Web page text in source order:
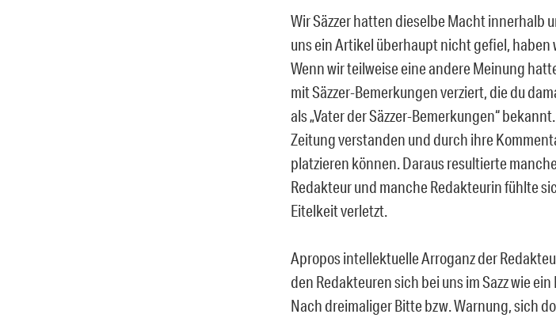
Wir Säzzer hatten dieselbe Macht innerhalb
uns ein Artikel überhaupt nicht gefiel,
Wenn wir teilweise eine andere Meinung
mit Säzzer-Bemerkungen verziert, die du
als „Vater der Säzzer-Bemerkungen“
Zeitung verstanden und durch ihre
platzieren können. Daraus resultierte
Redakteur und manche Redakteurin fühlte
Eitelkeit verletzt.
Apropos intellektuelle Arroganz der
den Redakteuren sich bei uns im Sazz wie
Nach dreimaliger Bitte bzw. Warnung, sich